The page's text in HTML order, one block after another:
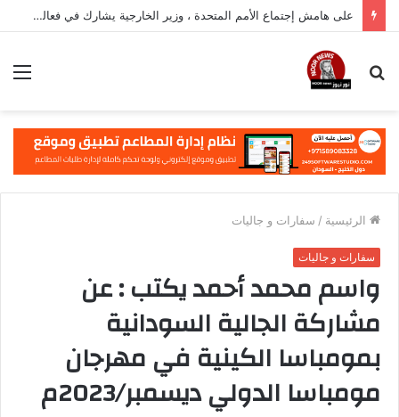
على هامش إجتماع الأمم المتحدة ، وزير الخارجية يشارك في فعالية مهمة في نيويورك
بحث
الرئيسية / سفارات و جاليات
سفارات و جاليات
واسم محمد أحمد يكتب : عن
مشاركة الجالية السودانية
بمومباسا الكينية في مهرجان
مومباسا الدولي ديسمبر/2023م